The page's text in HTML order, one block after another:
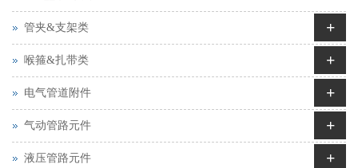
管夹&支架类 +
喉箍&扎带类 +
电气管道附件 +
气动管路元件 +
液压管路元件 +